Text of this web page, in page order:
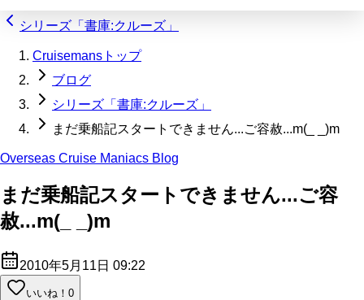
シリーズ「書庫:クルーズ」
Cruisemansトップ
ブログ
シリーズ「書庫:クルーズ」
まだ乗船記スタートできません...ご容赦...m(_ _)m
Overseas Cruise Maniacs Blog
まだ乗船記スタートできません...ご容
赦...m(_ _)m
2010年5月11日 09:22
いいね！ 0